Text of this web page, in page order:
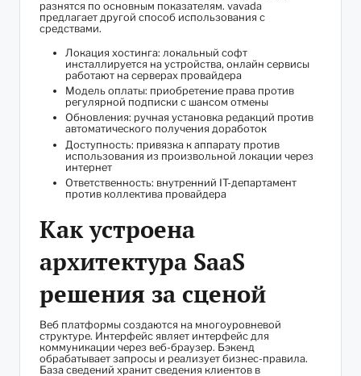
разнятся по основным показателям. vavada
предлагает другой способ использования с
средствами.
Локация хостинга: локальный софт
инсталлируется на устройства, онлайн сервисы
работают на серверах провайдера
Модель оплаты: приобретение права против
регулярной подписки с шансом отмены
Обновления: ручная установка редакций против
автоматического получения доработок
Доступность: привязка к аппарату против
использования из произвольной локации через
интернет
Ответственность: внутренний IT-департамент
против коллектива провайдера
Как устроена
архитектура SaaS
решения за сценой
Веб платформы создаются на многоуровневой
структуре. Интерфейс являет интерфейс для
коммуникации через веб-браузер. Бэкенд
обрабатывает запросы и реализует бизнес-правила.
База сведений хранит сведения клиентов в